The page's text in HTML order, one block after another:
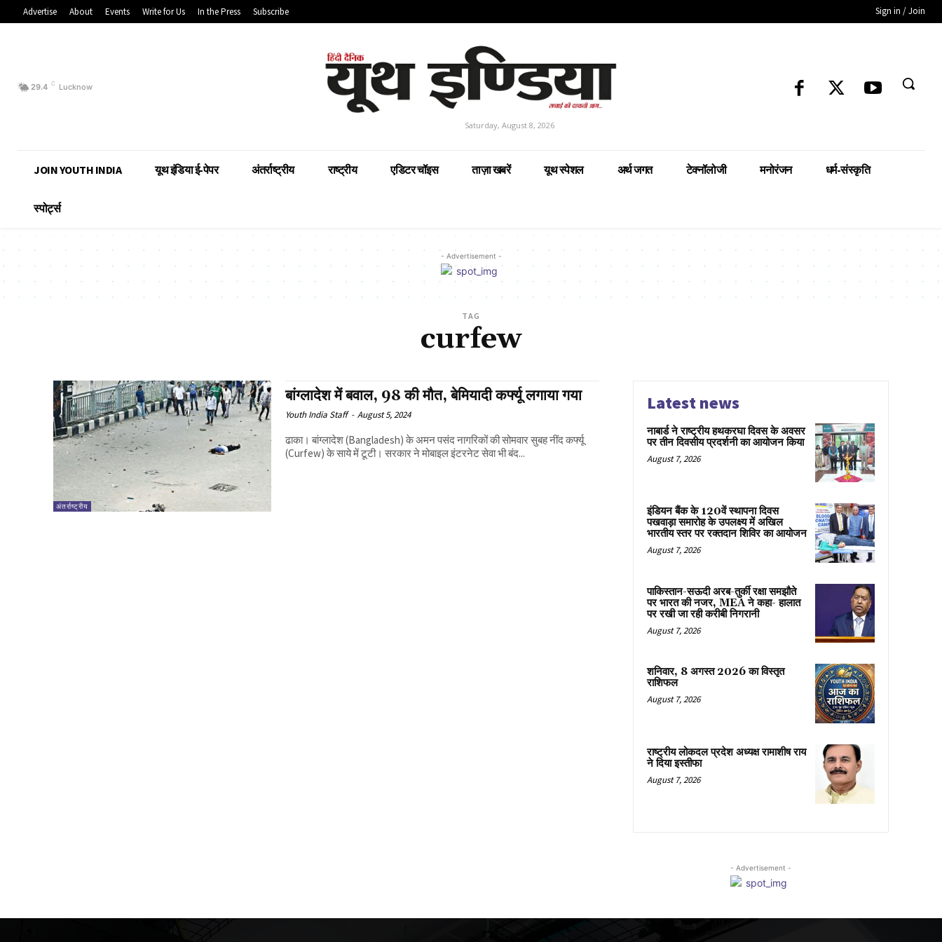
Advertise About Events Write for Us In the Press Subscribe Sign in / Join
29.4 C Lucknow
Saturday, August 8, 2026
JOIN YOUTH INDIA यूथ इंडिया ई-पेपर अंतर्राष्ट्रीय राष्ट्रीय एडिटर चॉइस ताज़ा खबरें यूथ स्पेशल अर्थ जगत टेक्नॉलोजी मनोरंजन धर्म-संस्कृति
स्पोर्ट्स
- Advertisement -
TAG
curfew
अंतर्राष्ट्रीय
बांग्लादेश में बवाल, 98 की मौत, बेमियादी कर्फ्यू लगाया गया
Youth India Staff - August 5, 2024
ढाका। बांग्लादेश (Bangladesh) के अमन पसंद नागरिकों की सोमवार सुबह नींद कर्फ्यू
(Curfew) के साये में टूटी। सरकार ने मोबाइल इंटरनेट सेवा भी बंद...
Latest news
नाबार्ड ने राष्ट्रीय हथकरघा दिवस के अवसर
पर तीन दिवसीय प्रदर्शनी का आयोजन किया
August 7, 2026
इंडियन बैंक के 120वें स्थापना दिवस
पखवाड़ा समारोह के उपलक्ष्य में अखिल
भारतीय स्तर पर रक्तदान शिविर का आयोजन
August 7, 2026
पाकिस्तान-सऊदी अरब-तुर्की रक्षा समझौते
पर भारत की नजर, MEA ने कहा- हालात
पर रखी जा रही करीबी निगरानी
August 7, 2026
शनिवार, 8 अगस्त 2026 का विस्तृत
राशिफल
August 7, 2026
राष्ट्रीय लोकदल प्रदेश अध्यक्ष रामाशीष राय
ने दिया इस्तीफा
August 7, 2026
- Advertisement -